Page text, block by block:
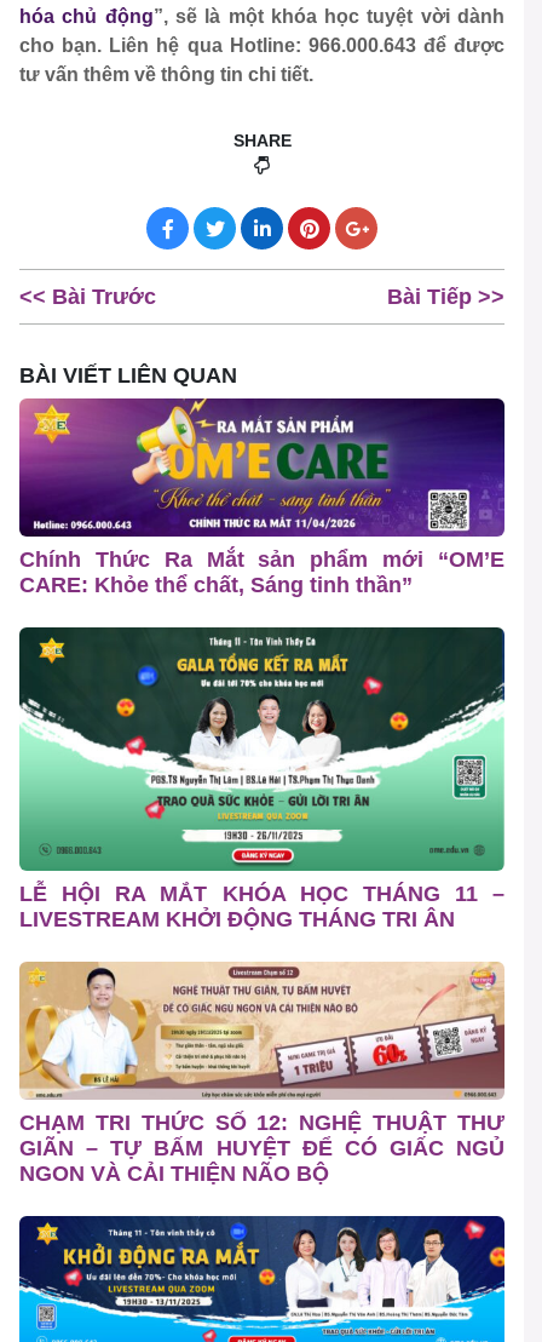
hóa chủ động”, sẽ là một khóa học tuyệt vời dành
cho bạn. Liên hệ qua Hotline: 966.000.643 để được
tư vấn thêm về thông tin chi tiết.
SHARE
<< Bài Trước Bài Tiếp >>
BÀI VIẾT LIÊN QUAN
Chính Thức Ra Mắt sản phẩm mới “OM’E
CARE: Khỏe thể chất, Sáng tinh thần”
LỄ HỘI RA MẮT KHÓA HỌC THÁNG 11 –
LIVESTREAM KHỞI ĐỘNG THÁNG TRI ÂN
CHẠM TRI THỨC SỐ 12: NGHỆ THUẬT THƯ
GIÃN – TỰ BẤM HUYỆT ĐỂ CÓ GIẤC NGỦ
NGON VÀ CẢI THIỆN NÃO BỘ